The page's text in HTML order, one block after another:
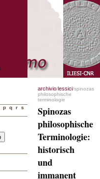
p q r
s
archivio/lessici/spinozas
philosophische
terminologie
Spinozas
philosophische
Terminologie:
historisch
und
immanent